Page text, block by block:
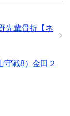
先輩骨折【ネ
守戦8）金田２